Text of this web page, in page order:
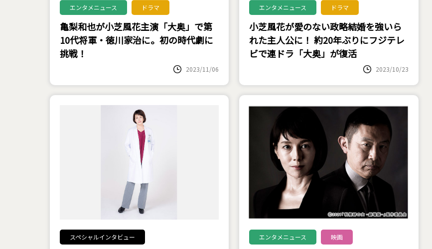
エンタメニュース ドラマ
亀梨和也が小芝風花主演「大奥」で第
10代将軍・徳川家治に。初の時代劇に
挑戦！
2023/11/06
エンタメニュース ドラマ
小芝風花が愛のない政略結婚を強いら
れた主人公に！ 約20年ぶりにフジテレ
ビで連ドラ「大奥」が復活
2023/10/23
スペシャルインタビュー エンタメニュース 映画